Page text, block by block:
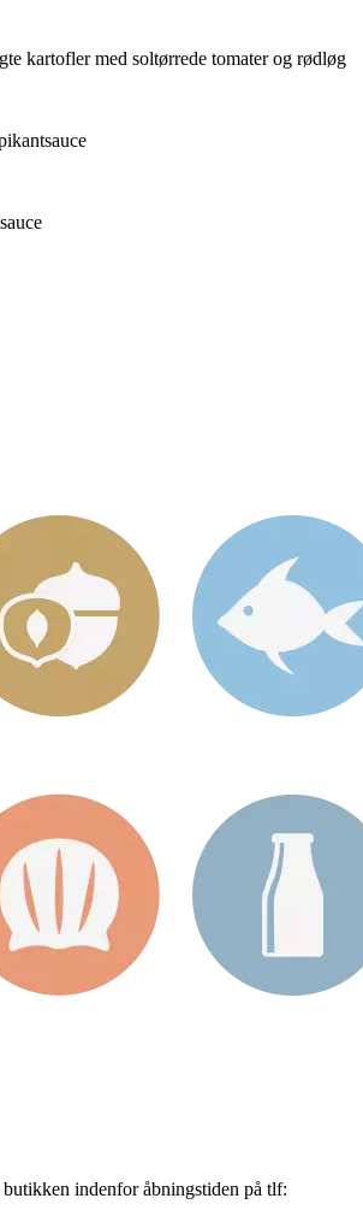
kartofler med soltørrede tomater og rødløg
indenfor åbningstiden på tlf: